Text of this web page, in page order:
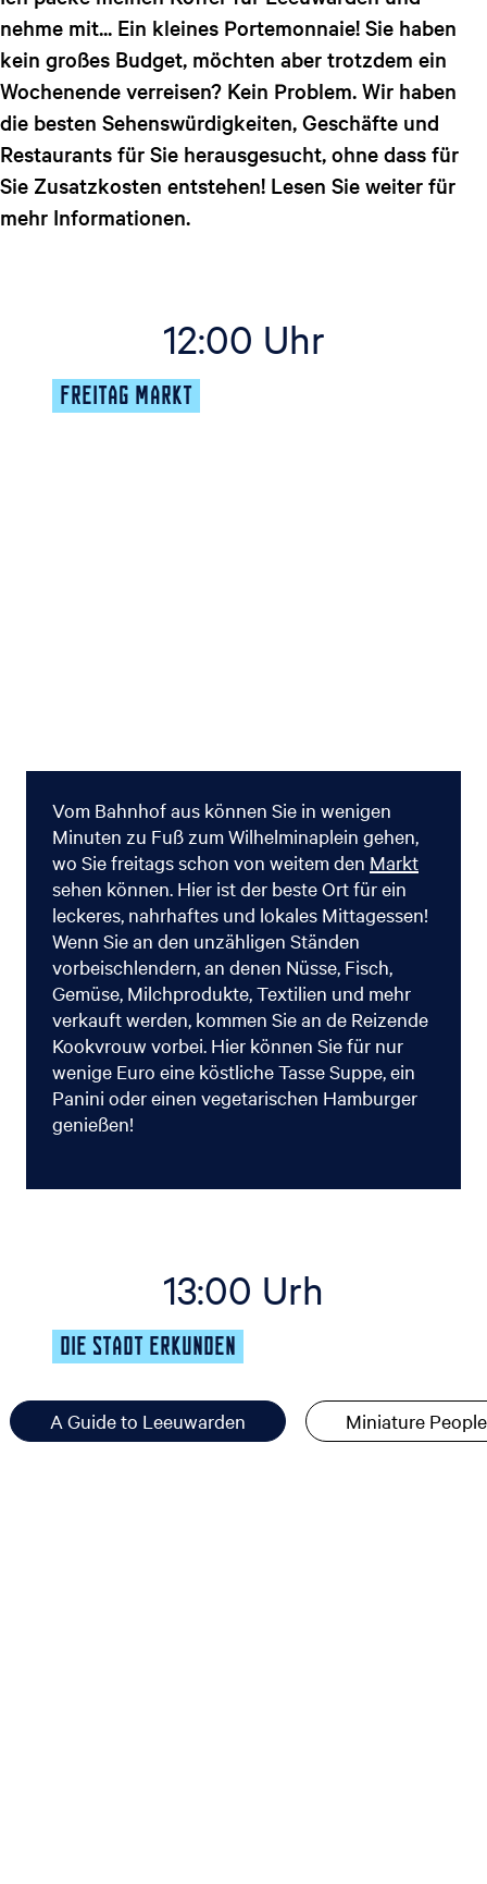
g
e
nehme mit... Ein kleines Portemonnaie! Sie haben
kein großes Budget, möchten aber trotzdem ein
Wochenende verreisen? Kein Problem. Wir haben
die besten Sehenswürdigkeiten, Geschäfte und
Restaurants für Sie herausgesucht, ohne dass für
Sie Zusatzkosten entstehen! Lesen Sie weiter für
mehr Informationen.
12:00 Uhr
FREITAG MARKT
Vom Bahnhof aus können Sie in wenigen
Minuten zu Fuß zum Wilhelminaplein gehen,
wo Sie freitags schon von weitem den Markt
sehen können. Hier ist der beste Ort für ein
leckeres, nahrhaftes und lokales Mittagessen!
Wenn Sie an den unzähligen Ständen
vorbeischlendern, an denen Nüsse, Fisch,
Gemüse, Milchprodukte, Textilien und mehr
verkauft werden, kommen Sie an de Reizende
Kookvrouw vorbei. Hier können Sie für nur
wenige Euro eine köstliche Tasse Suppe, ein
Panini oder einen vegetarischen Hamburger
genießen!
13:00 Urh
DIE STADT ERKUNDEN
A Guide to Leeuwarden Miniature